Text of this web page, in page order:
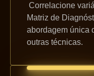
Correlacione
Matriz de
abordagem única
outras técnicas.